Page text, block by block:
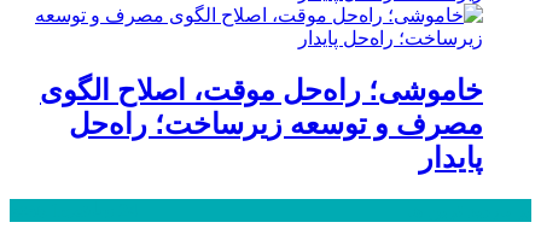
خاموشی؛ راه‌حل موقت، اصلاح الگوی
مصرف و توسعه زیرساخت؛ راه‌حل
پایدار